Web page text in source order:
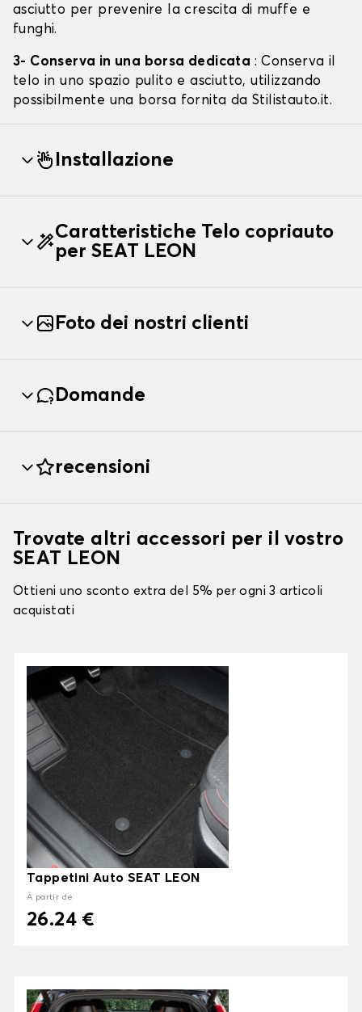
asciutto per prevenire la crescita di muffe e
funghi.
3- Conserva in una borsa dedicata : Conserva il
telo in uno spazio pulito e asciutto, utilizzando
possibilmente una borsa fornita da Stilistauto.it.
Installazione
Caratteristiche Telo copriauto
per SEAT LEON
Foto dei nostri clienti
Domande
recensioni
Trovate altri accessori per il vostro
SEAT LEON
Ottieni uno sconto extra del 5% per ogni 3 articoli
acquistati
Tappetini Auto SEAT LEON
À partir de
26.24 €